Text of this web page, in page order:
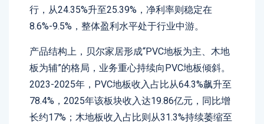
行，从24.35%升至25.39%，净利率则稳定在
8.6%-9.5%，整体盈利水平处于行业中游。
产品结构上，贝尔家居形成“PVC地板为主、木地
板为辅”的格局，业务重心持续向PVC地板倾斜。
2023-2025年，PVC地板收入占比从64.3%飙升至
78.4%，2025年该板块收入达19.86亿元，同比增
长约17%；木地板收入占比则从31.3%持续萎缩至